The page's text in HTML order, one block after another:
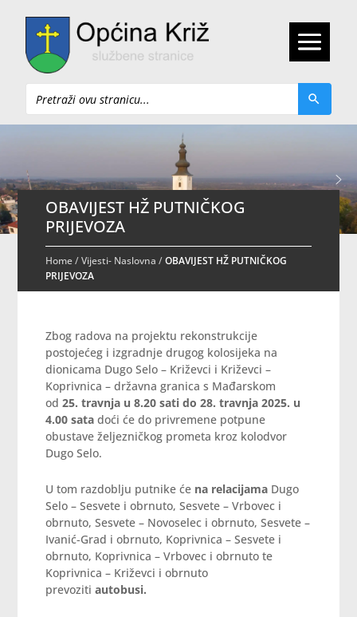
Pretraži
OBAVIJEST HŽ PUTNIČKOG
PRIJEVOZA
Home/Vijesti- Naslovna /OBAVIJEST HŽ PUTNIČKOG
PRIJEVOZA
Zbog radova na projektu rekonstrukcije
postojećeg i izgradnje drugog kolosijeka na
dionicama Dugo Selo – Križevci i Križevci –
Koprivnica – državna granica s Mađarskom
od25. travnja u 8.20 sati do 28. travnja 2025. u
4.00 satadoći će do privremene potpune
obustave željezničkog prometa kroz kolodvor
Dugo Selo.
U tom razdoblju putnike će na relacijama Dugo
Selo – Sesvete i obrnuto, Sesvete – Vrbovec i
obrnuto, Sesvete – Novoselec i obrnuto, Sesvete –
Ivanić-Grad i obrnuto, Koprivnica – Sesvete i
obrnuto, Koprivnica – Vrbovec i obrnuto te
Koprivnica – Križevci i obrnuto
prevozitiautobusi.